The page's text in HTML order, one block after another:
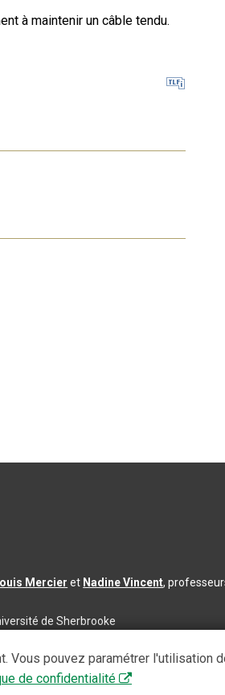
à maintenir un câble tendu.
Mercier et Nadine Vincent,
de Sherbrooke
Vous pouvez paramétrer l'utilisation
de confidentialité